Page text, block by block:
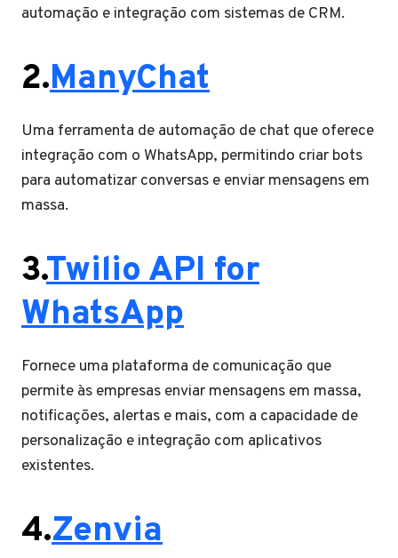
automação e integração com sistemas de CRM.
2.ManyChat
Uma ferramenta de automação de chat que oferece
integração com o WhatsApp, permitindo criar bots
para automatizar conversas e enviar mensagens em
massa.
3.Twilio API for
WhatsApp
Fornece uma plataforma de comunicação que
permite às empresas enviar mensagens em massa,
notificações, alertas e mais, com a capacidade de
personalização e integração com aplicativos
existentes.
4.Zenvia